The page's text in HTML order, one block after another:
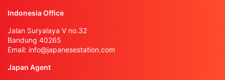
Indonesia Office
Jalan Suryalaya V no.32
Bandung 40265
Email: info@japanesestation.com
Japan Agent